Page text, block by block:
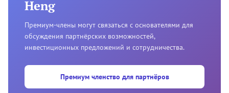
Heng
Премиум-члены могут связаться с основателями для
обсуждения партнёрских возможностей,
инвестиционных предложений и сотрудничества.
Премиум членство для партнёров